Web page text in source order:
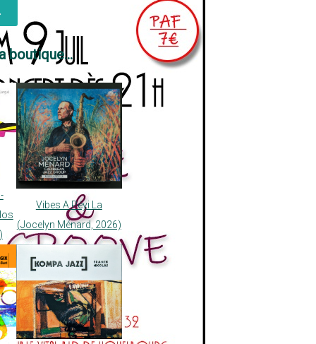
boutique...
Vibes A Péyi La
(Jocelyn Ménard, 2026)